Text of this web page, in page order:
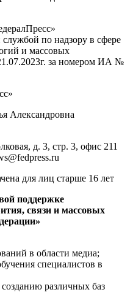
по надзору в сфере
и массовых
за номером ИА №
Александровна
д. 3, стр. 3, офис 211
для лиц старше 16 лет
поддержке
связи и массовых
в области медиа;
специалистов в
созданию различных баз